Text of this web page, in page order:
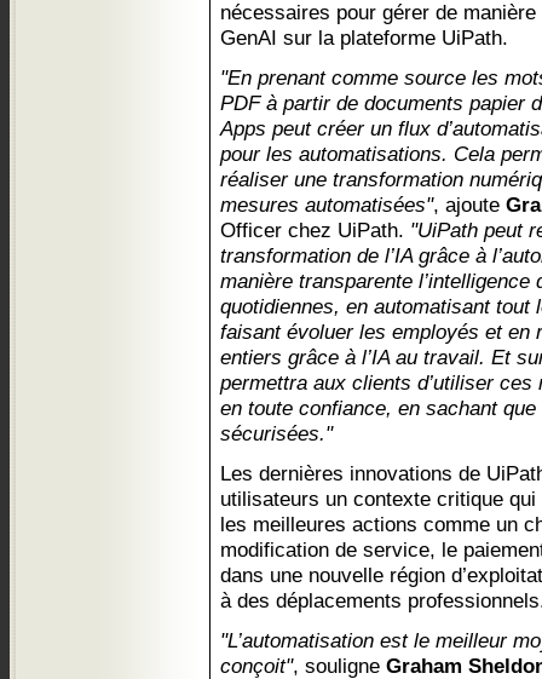
nécessaires pour gérer de
GenAI sur la plateforme UiPath.
"En prenant comme source les
PDF à partir de documents papier
Apps peut créer un flux
pour les automatisations. Cela
réaliser une transformation
mesures automatisées", ajoute
Officer chez UiPath. "UiPath peut
transformation de l’IA grâce à
manière transparente l’intelligence
quotidiennes, en automatisant
faisant évoluer les employés et en
entiers grâce à l’IA au travail. Et
permettra aux clients d’utiliser ces
en toute confiance, en sachant
sécurisées."
Les dernières innovations de
utilisateurs un contexte critique
les meilleures actions comme un
modification de service, le
dans une nouvelle région
à des déplacements
"L’automatisation est le meilleur
conçoit", souligne Graham